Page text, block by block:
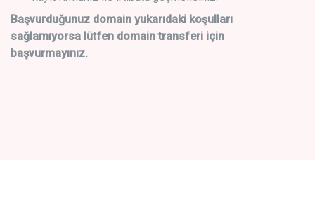
Başvurduğunuz domain yukarıdaki koşulları
sağlamıyorsa lütfen domain transferi için
başvurmayınız.